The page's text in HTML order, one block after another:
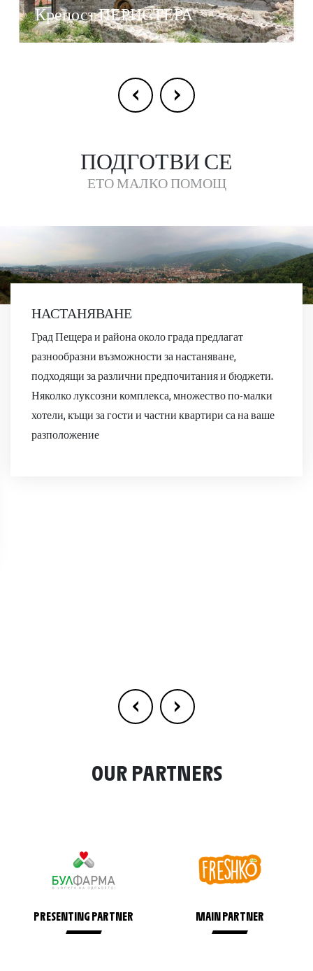
Крепост ПЕРИСТЕРА
ПОДГОТВИ СЕ
ЕТО МАЛКО ПОМОЩ
НАСТАНЯВАНЕ
Град Пещера и района около града предлагат
разнообразни възможности за настаняване,
подходящи за различни предпочитания и бюджети.
Няколко луксозни комплекса, множество по-малки
хотели, къщи за гости и частни квартири са на ваше
разположение
OUR PARTNERS
PRESENTING PARTNER MAIN PARTNER